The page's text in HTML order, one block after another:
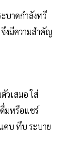
บาดกำลังทวี
งมีความสำคัญ
วเสมอ ใส่
มหรือแชร์
คบ ทึบ ระบาย